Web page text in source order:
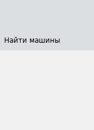
Найти машины